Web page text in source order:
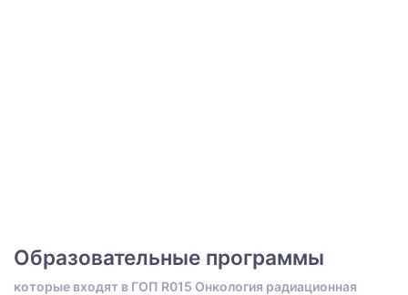
Образовательные программы
которые входят в ГОП R015 Онкология радиационная